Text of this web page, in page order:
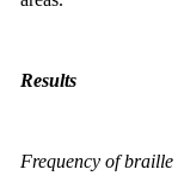
Results
Frequency of braille